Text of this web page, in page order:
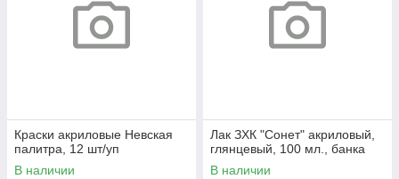
Краски акриловые Невская
палитра, 12 шт/уп
В наличии
Лак ЗХК "Сонет" акриловый,
глянцевый, 100 мл., банка
В наличии